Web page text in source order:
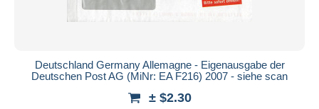
Deutschland Germany Allemagne - Eigenausgabe der
Deutschen Post AG (MiNr: EA F216) 2007 - siehe scan
± $2.30